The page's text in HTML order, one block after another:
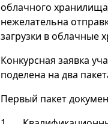
облачного
нежелательна
загрузки в облачные
Конкурсная заявка
поделена на два
Первый пакет